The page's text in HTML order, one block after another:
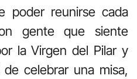
poder reunirse cada
gente que siente
la Virgen del Pilar y
celebrar una misa,